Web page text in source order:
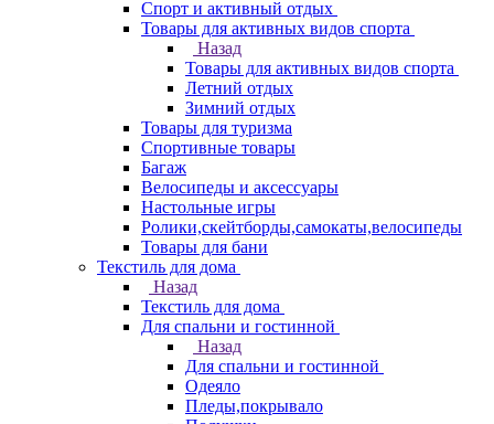
Спорт и активный отдых
Товары для активных видов спорта
Назад
Товары для активных видов спорта
Летний отдых
Зимний отдых
Товары для туризма
Спортивные товары
Багаж
Велосипеды и аксессуары
Настольные игры
Ролики,скейтборды,самокаты,велосипеды
Товары для бани
Текстиль для дома
Назад
Текстиль для дома
Для спальни и гостинной
Назад
Для спальни и гостинной
Одеяло
Пледы,покрывало